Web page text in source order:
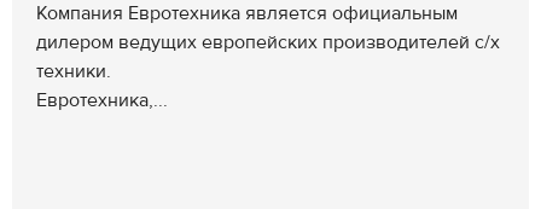
Компания Евротехника является официальным
дилером ведущих европейских производителей с/х
техники.
Евротехника,...